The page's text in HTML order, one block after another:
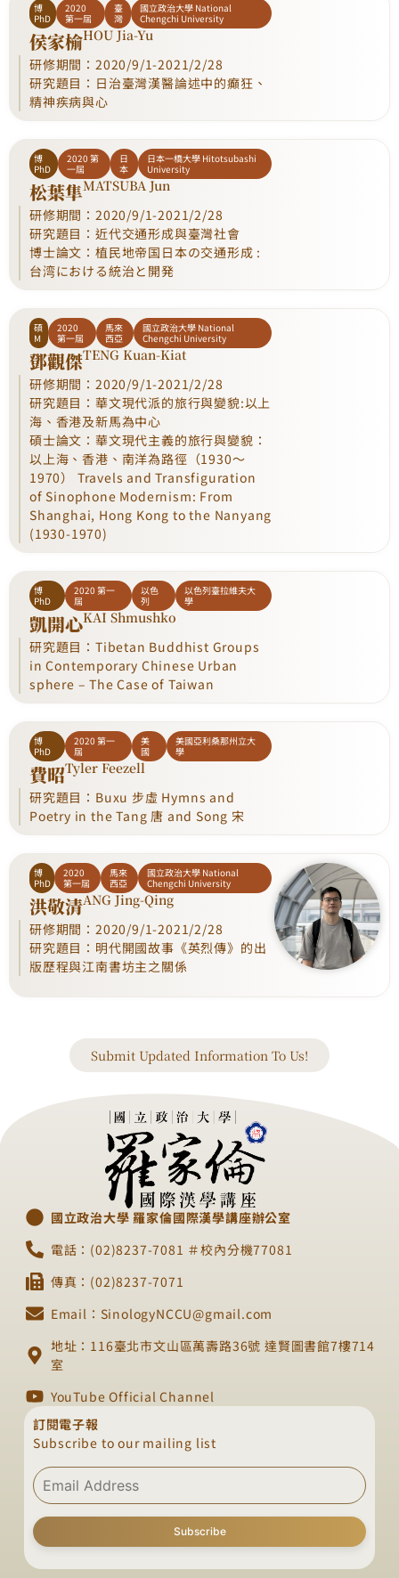
博
PhD
2020
第一屆
臺
灣
國立政治大學 National
Chengchi University
侯家榆HOU Jia-Yu
研修期間：2020/9/1-2021/2/28
研究題目：日治臺灣漢醫論述中的癲狂、
精神疾病與心
博
PhD
2020 第
一屆
日
本
日本一橋大學 Hitotsubashi
University
松葉隼MATSUBA Jun
研修期間：2020/9/1-2021/2/28
研究題目：近代交通形成與臺灣社會
博士論文：植民地帝国日本の交通形成 :
台湾における統治と開発
碩
M
2020
第一屆
馬來
西亞
國立政治大學 National
Chengchi University
鄧觀傑TENG Kuan-Kiat
研修期間：2020/9/1-2021/2/28
研究題目：華文現代派的旅行與變貌:以上
海、香港及新馬為中心
碩士論文：華文現代主義的旅行與變貌：
以上海、香港、南洋為路徑（1930～
1970） Travels and Transfiguration
of Sinophone Modernism: From
Shanghai, Hong Kong to the Nanyang
(1930-1970)
博
PhD
2020 第一
屆
以色
列
以色列臺拉維夫大
學
凱開心KAI Shmushko
研究題目：Tibetan Buddhist Groups
in Contemporary Chinese Urban
sphere – The Case of Taiwan
博
PhD
2020 第一
屆
美
國
美國亞利桑那州立大
學
費昭Tyler Feezell
研究題目：Buxu 步虛 Hymns and
Poetry in the Tang 唐 and Song 宋
博
PhD
2020
第一屆
馬來
西亞
國立政治大學 National
Chengchi University
洪敬清ANG Jing-Qing
研修期間：2020/9/1-2021/2/28
研究題目：明代開國故事《英烈傳》的出
版歷程與江南書坊主之關係
Submit Updated Information To Us!
國立政治大學 羅家倫國際漢學講座辦公室
電話：(02)8237-7081 ＃校內分機77081
傳真：(02)8237-7071
Email：SinologyNCCU@gmail.com
地址：116臺北市文山區萬壽路36號 達賢圖書館7樓714
室
YouTube Official Channel
訂閱電子報
Subscribe to our mailing list
Subscribe